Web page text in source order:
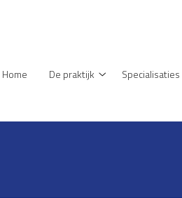
Home
De praktijk
Specialisaties